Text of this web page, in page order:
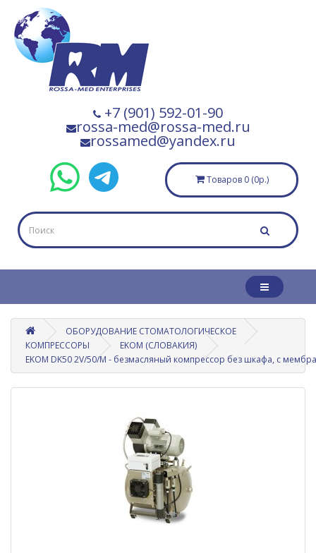
+7 (901) 592-01-90
rossa-med@rossa-med.ru
rossamed@yandex.ru
Товаров 0 (0р.)
ОБОРУДОВАНИЕ СТОМАТОЛОГИЧЕСКОЕ
КОМПРЕССОРЫ
EKOM (СЛОВАКИЯ)
EKOM DK50 2V/50/M - безмасляный компрессор без шкафа, с